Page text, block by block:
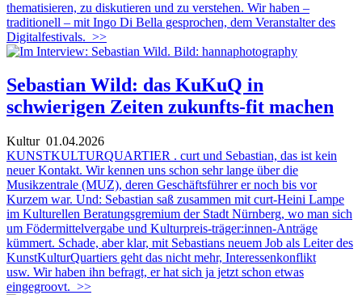
thematisieren, zu diskutieren und zu verstehen. Wir haben –
traditionell – mit Ingo Di Bella gesprochen, dem Veranstalter des
Digitalfestivals. >>
Sebastian Wild: das KuKuQ in
schwierigen Zeiten zukunfts-fit machen
Kultur01.04.2026
KUNSTKULTURQUARTIER . curt und Sebastian, das ist kein
neuer Kontakt. Wir kennen uns schon sehr lange über die
Musikzentrale (MUZ), deren Geschäftsführer er noch bis vor
Kurzem war. Und: Sebastian saß zusammen mit curt-Heini Lampe
im Kulturellen Beratungsgremium der Stadt Nürnberg, wo man sich
um Födermittelvergabe und Kulturpreis-träger:innen-Anträge
kümmert. Schade, aber klar, mit Sebastians neuem Job als Leiter des
KunstKulturQuartiers geht das nicht mehr, Interessenkonflikt
usw. Wir haben ihn befragt, er hat sich ja jetzt schon etwas
eingegroovt. >>